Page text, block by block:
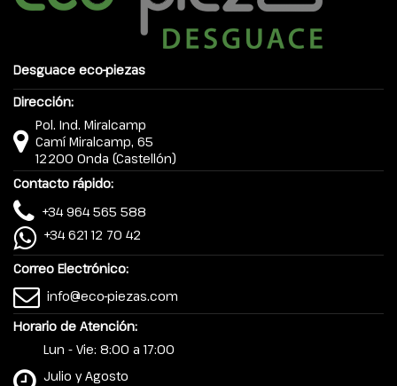
Desguace eco-piezas
Dirección:
Pol. Ind. Miralcamp
Camí Miralcamp, 65
12200 Onda (Castellón)
Contacto rápido:
+34 964 565 588
+34 621 12 70 42
Correo Electrónico:
info@eco-piezas.com
Horario de Atención:
Lun - Vie: 8:00 a 17:00
Julio y Agosto